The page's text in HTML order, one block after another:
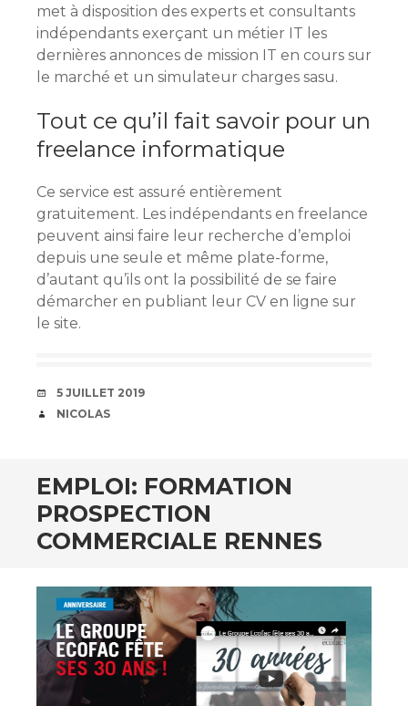
met à disposition des experts et consultants
indépendants exerçant un métier IT les
dernières annonces de mission IT en cours sur
le marché et un simulateur charges sasu.
Tout ce qu’il fait savoir pour un
freelance informatique
Ce service est assuré entièrement
gratuitement. Les indépendants en freelance
peuvent ainsi faire leur recherche d’emploi
depuis une seule et même plate-forme,
d’autant qu’ils ont la possibilité de se faire
démarcher en publiant leur CV en ligne sur
le site.
DATE
5 JUILLET 2019
AUTEUR
NICOLAS
EMPLOI: FORMATION
PROSPECTION
COMMERCIALE RENNES